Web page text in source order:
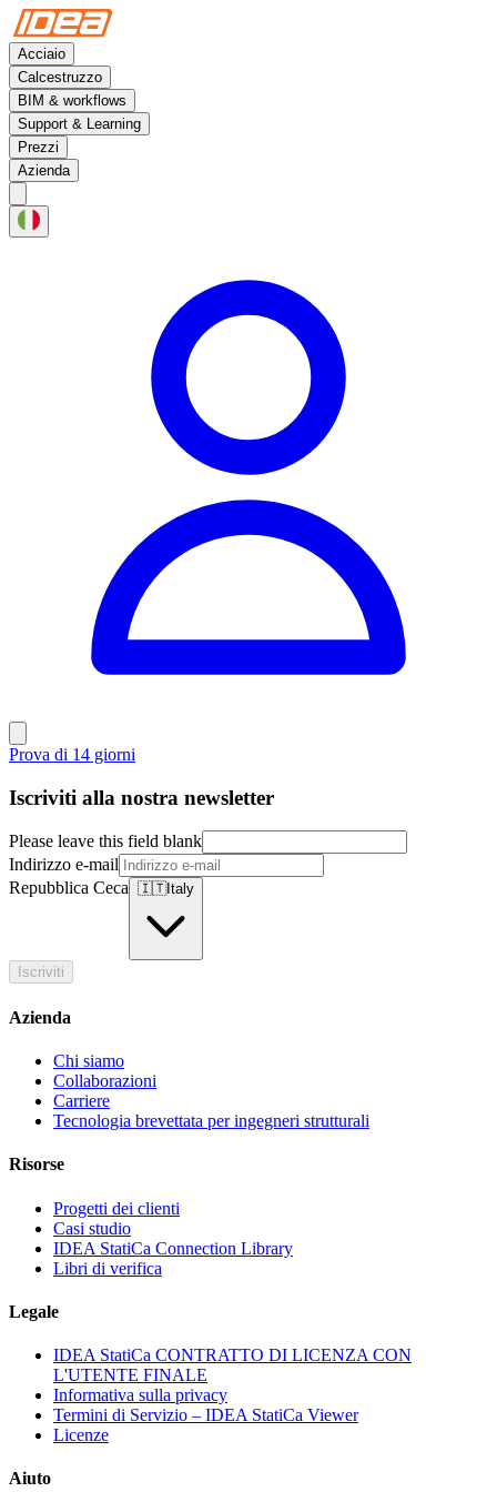
Acciaio
Calcestruzzo
BIM & workflows
Support & Learning
Prezzi
Azienda
Prova di 14 giorni
Iscriviti alla nostra newsletter
Please leave this field blank
Indirizzo e-mail
Repubblica Ceca 🇮🇹Italy
Iscriviti
Azienda
Chi siamo
Collaborazioni
Carriere
Tecnologia brevettata per ingegneri strutturali
Risorse
Progetti dei clienti
Casi studio
IDEA StatiCa Connection Library
Libri di verifica
Legale
IDEA StatiCa CONTRATTO DI LICENZA CON
L'UTENTE FINALE
Informativa sulla privacy
Termini di Servizio – IDEA StatiCa Viewer
Licenze
Aiuto